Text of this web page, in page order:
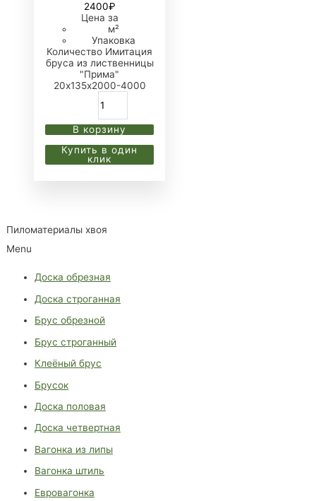
Пиломатериалы хвоя
Menu
Доска обрезная
Доска строганная
Брус обрезной
Брус строганный
Клеёный брус
Брусок
Доска половая
Доска четвертная
Вагонка из липы
Вагонка штиль
Евровагонка
2400₽
Цена за
м²
Упаковка
Количество Имитация
бруса из лиственницы
"Прима"
20х135х2000-4000
В корзину
Купить в один
клик